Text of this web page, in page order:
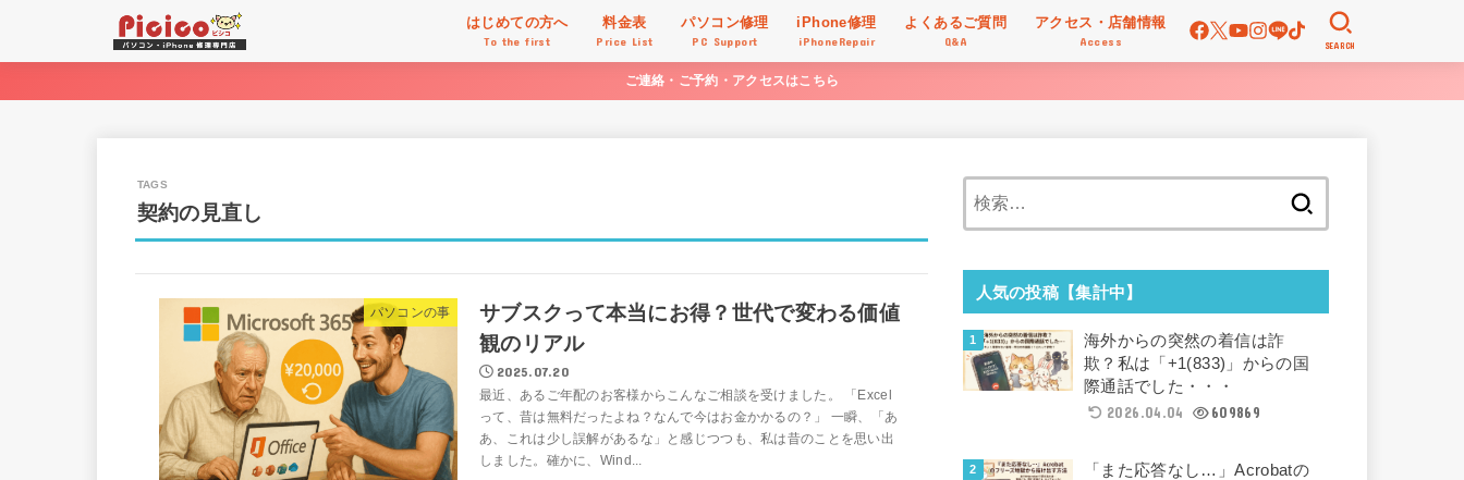
はじめての方へ
To the first
料金表
Price List
パソコン修理
PC Support
iPhone修理
iPhoneRepair
よくあるご質問
Q&A
アクセス・店舗情報
Access SEARCH
ご連絡・ご予約・アクセスはこちら
契約の見直し
パソコンの事
サブスクって本当にお得？世代で変わる価値
観のリアル
2025.07.20
最近、あるご年配のお客様からこんなご相談を受けました。 「Excel
って、昔は無料だったよね？なんで今はお金かかるの？」 一瞬、「あ
あ、これは少し誤解があるな」と感じつつも、私は昔のことを思い出
しました。確かに、Wind...
人気の投稿【集計中】
海外からの突然の着信は詐
欺？私は「+1(833)」からの国
際通話でした・・・
2026.04.04
609869
「また応答なし…」Acrobatの